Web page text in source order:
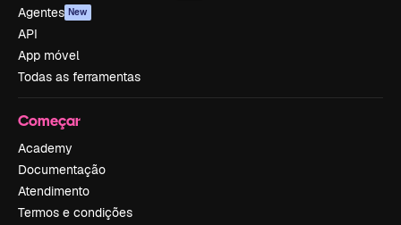
Agentes New
API
App móvel
Todas as ferramentas
Começar
Academy
Documentação
Atendimento
Termos e condições